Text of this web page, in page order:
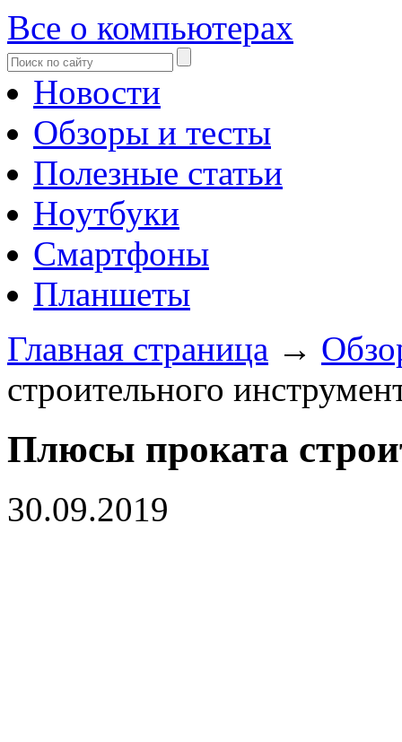
Все о компьютерах
Новости
Обзоры и тесты
Полезные статьи
Ноутбуки
Смартфоны
Планшеты
Главная страница →
строительного
Плюсы проката
30.09.2019